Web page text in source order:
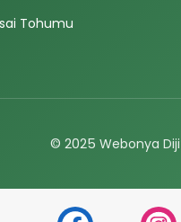
Tohumu
© 2025 Webonya